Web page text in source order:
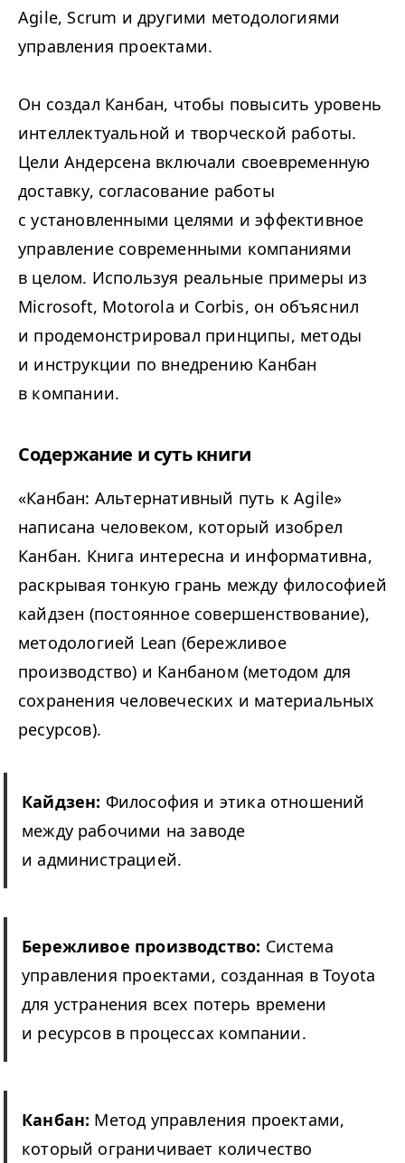
Agile, Scrum и другими методологиями
управления проектами.
Он создал Канбан, чтобы повысить уровень
интеллектуальной и творческой работы.
Цели Андерсена включали своевременную
доставку, согласование работы
с установленными целями и эффективное
управление современными компаниями
в целом. Используя реальные примеры из
Microsoft, Motoro­la и Cor­bis, он объяснил
и продемонстрировал принципы, методы
и инструкции по внедрению Канбан
в компании.
Содержание и суть книги
«Канбан: Альтернативный путь к Agile»
написана человеком, который изобрел
Канбан. Книга интересна и информативна,
раскрывая тонкую грань между философией
кайдзен (постоянное совершенствование),
методологией Lean (бережливое
производство) и Канбаном (методом для
сохранения человеческих и материальных
ресурсов).
Кайдзен: Философия и этика отношений
между рабочими на заводе
и администрацией.
Бережливое производство: Система
управления проектами, созданная в Toy­ota
для устранения всех потерь времени
и ресурсов в процессах компании.
Канбан: Метод управления проектами,
который ограничивает количество